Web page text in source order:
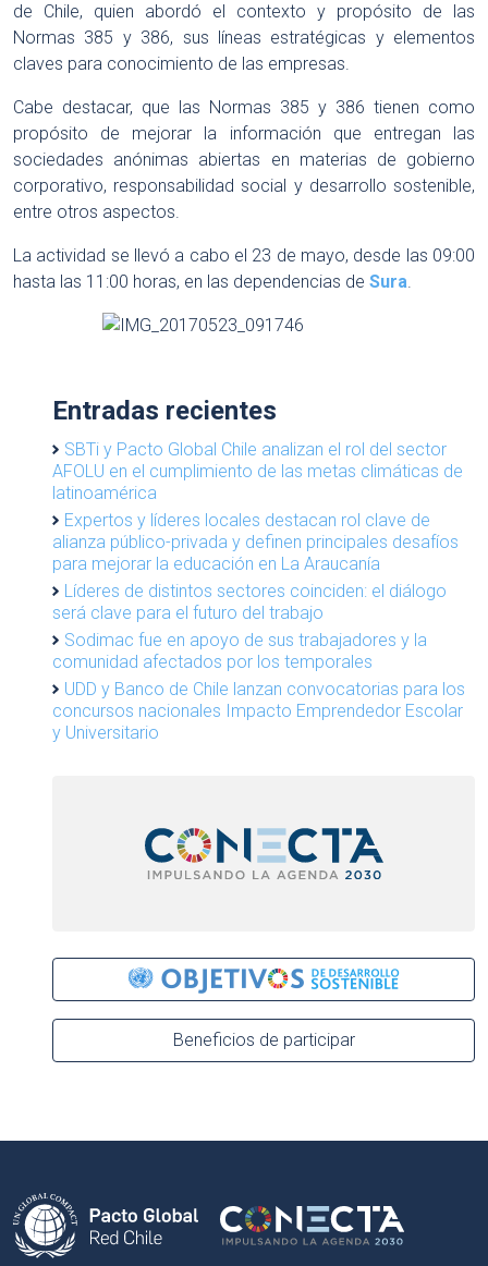
de Chile, quien abordó el contexto y propósito de las
Normas 385 y 386, sus líneas estratégicas y elementos
claves para conocimiento de las empresas.
Cabe destacar, que las Normas 385 y 386 tienen como
propósito de mejorar la información que entregan las
sociedades anónimas abiertas en materias de gobierno
corporativo, responsabilidad social y desarrollo sostenible,
entre otros aspectos.
La actividad se llevó a cabo el 23 de mayo, desde las 09:00
hasta las 11:00 horas, en las dependencias de Sura.
Entradas recientes
SBTi y Pacto Global Chile analizan el rol del sector
AFOLU en el cumplimiento de las metas climáticas de
latinoamérica
Expertos y líderes locales destacan rol clave de
alianza público-privada y definen principales desafíos
para mejorar la educación en La Araucanía
Líderes de distintos sectores coinciden: el diálogo
será clave para el futuro del trabajo
Sodimac fue en apoyo de sus trabajadores y la
comunidad afectados por los temporales
UDD y Banco de Chile lanzan convocatorias para los
concursos nacionales Impacto Emprendedor Escolar
y Universitario
Beneficios de participar